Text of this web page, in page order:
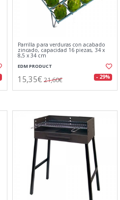
Parrilla para verduras con acabado
zincado, capacidad 16 piezas, 34 x
8,5 x 34 cm
EDM PRODUCT
15,35€ 21,60€ - 29%